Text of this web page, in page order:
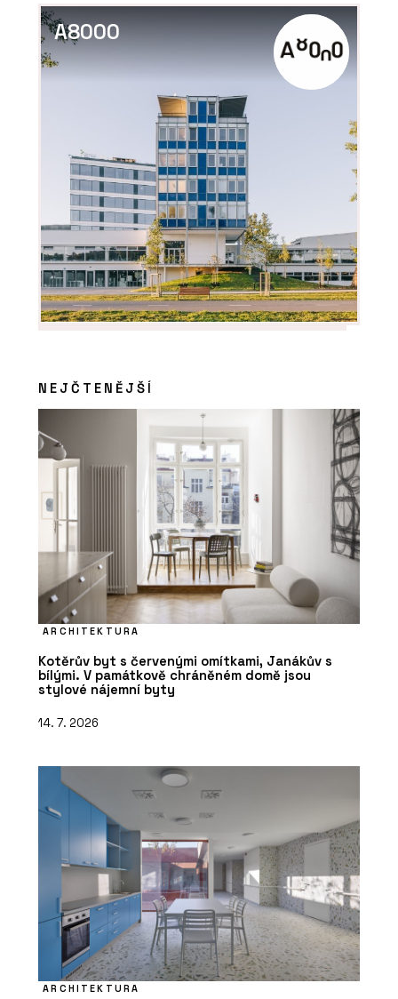
A8000
NEJČTENĚJŠÍ
ARCHITEKTURA
Kotěrův byt s červenými omítkami, Janákův s
bílými. V památkově chráněném domě jsou
stylové nájemní byty
14. 7. 2026
ARCHITEKTURA